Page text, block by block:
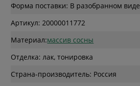
Форма поставки: В разобранном виде
Артикул: 20000011772
Материал:массив сосны
Отделка: лак, тонировка
Страна-производитель: Россия